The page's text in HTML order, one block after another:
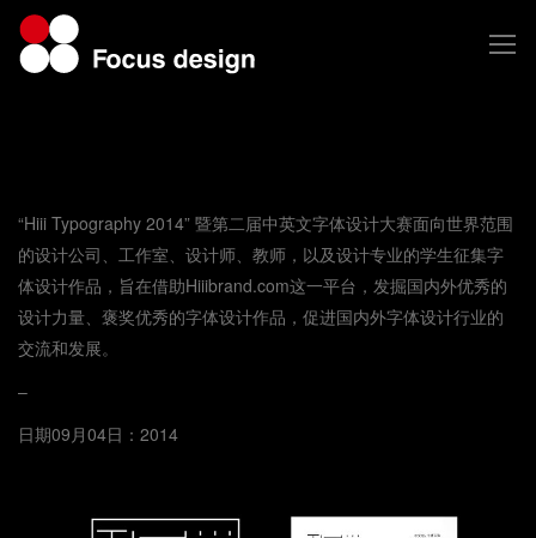
“Hiii Typography 2014” 暨第二届中英文字体设计大赛面向世界范围
的设计公司、工作室、设计师、教师，以及设计专业的学生征集字
体设计作品，旨在借助Hiiibrand.com这一平台，发掘国内外优秀的
设计力量、褒奖优秀的字体设计作品，促进国内外字体设计行业的
交流和发展。
–
日期09月04日：2014